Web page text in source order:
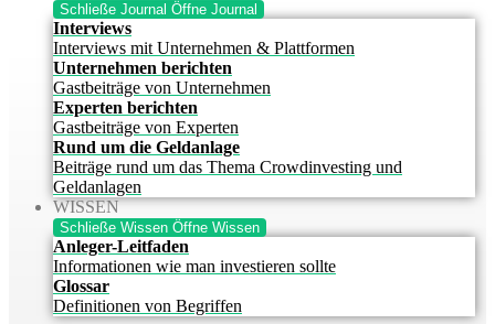
Schließe Journal Öffne Journal
Interviews
Interviews mit Unternehmen & Plattformen
Unternehmen berichten
Gastbeiträge von Unternehmen
Experten berichten
Gastbeiträge von Experten
Rund um die Geldanlage
Beiträge rund um das Thema Crowdinvesting und
Geldanlagen
WISSEN
Schließe Wissen Öffne Wissen
Anleger-Leitfaden
Informationen wie man investieren sollte
Glossar
Definitionen von Begriffen